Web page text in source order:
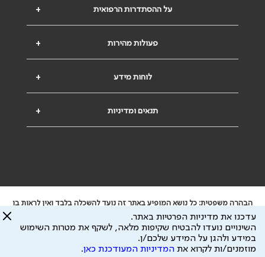
+ על ההסתדרות הרפואית
+ פעולות מהירות
+ לוחות מידע
+ תנאים ומדיניות
הבהרה משפטית: כל נושא המופיע באתר זה נועד להשכלה בלבד ואין לראות בו
ייעוץ רפואי או משפטי. אין הר"י אחראית לתוכן המתפרסם באתר זה ולכל נזק
שעלול להיגרם.
ידוע לי שהר"י אוספת ושומרת מידע אישי לצורך מתן השרות וכי חלק ממנו עשוי
להיות מועבר לצדדים שלישיים, הכל בכפוף למדיניות הפרטיות
עדכנו את מדיניות הפרטיות באתר.
השינויים נועדו להבטיח שקיפות מלאה, לשקף את מטרות השימוש
במידע ולהגן על המידע שלכם/ן.
מוזמנים/ות לקרוא את המדיניות המעודכנת כאן.